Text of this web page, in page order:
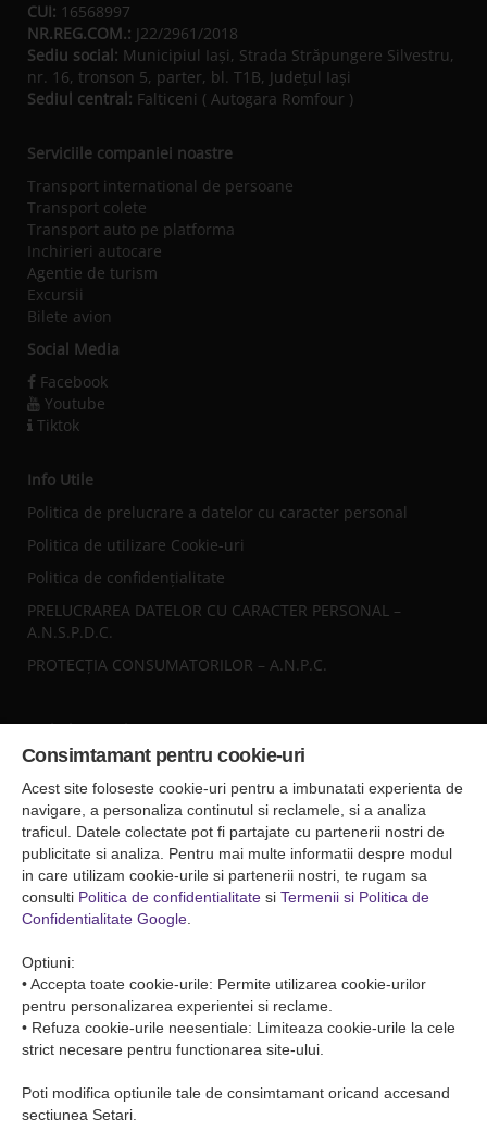
CUI: 16568997
NR.REG.COM.: J22/2961/2018
Sediu social: Municipiul Iaşi, Strada Străpungere Silvestru,
nr. 16, tronson 5, parter, bl. T1B, Județul Iaşi
Sediul central: Falticeni ( Autogara Romfour )
Serviciile companiei noastre
Transport international de persoane
Transport colete
Transport auto pe platforma
Inchirieri autocare
Agentie de turism
Excursii
Bilete avion
Social Media
Facebook
Youtube
Tiktok
Info Utile
Politica de prelucrare a datelor cu caracter personal
Politica de utilizare Cookie-uri
Politica de confidențialitate
PRELUCRAREA DATELOR CU CARACTER PERSONAL –
A.N.S.P.D.C.
PROTECȚIA CONSUMATORILOR – A.N.P.C.
Sediul central
Falticeni ( Autogara Romfour )
str. Plutonier Ghiniţă nr.8, Fălticeni, judeţul Suceava
0040374557200
Condiții de Transport
Condițiile de transport colete
Condițiile de transport persone
Consimtamant pentru cookie-uri
Acest site foloseste cookie-uri pentru a imbunatati experienta de
navigare, a personaliza continutul si reclamele, si a analiza
traficul. Datele colectate pot fi partajate cu partenerii nostri de
publicitate si analiza. Pentru mai multe informatii despre modul
in care utilizam cookie-urile si partenerii nostri, te rugam sa
consulti Politica de confidentialitate si Termenii si Politica de
Confidentialitate Google
Optiuni:
• Accepta toate cookie-urile: Permite utilizarea cookie-urilor
pentru personalizarea experientei si reclame.
• Refuza cookie-urile neesentiale: Limiteaza cookie-urile la cele
strict necesare pentru functionarea site-ului.
Poti modifica optiunile tale de consimtamant oricand accesand
sectiunea Setari.